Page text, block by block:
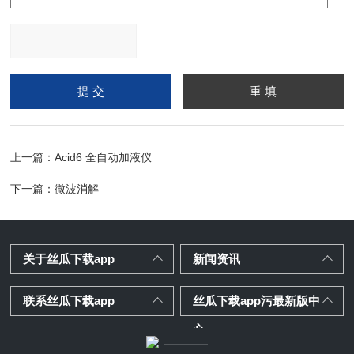
请输入计算结果（填写阿
拉伯数字），如：三加四
上一篇：Acid6 全自动加液仪
下一篇：微波消解
关于丝瓜下载app 新闻资讯
联系丝瓜下载app 丝瓜下载app污最新版中
心